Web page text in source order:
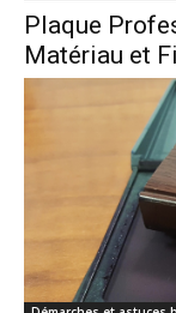
Plaque
Matériau et